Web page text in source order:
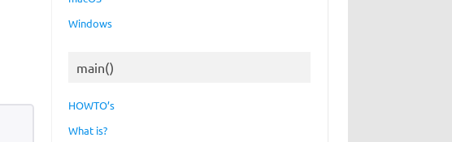
Windows
main()
HOWTO’s
What is?